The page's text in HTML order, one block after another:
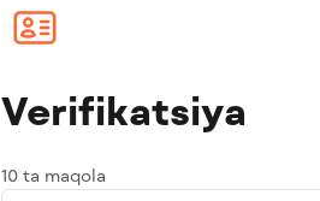
Verifikatsiya
10 ta maqola